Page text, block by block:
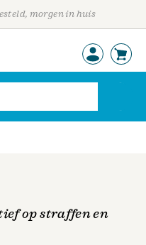
morgen in huis
op straffen en